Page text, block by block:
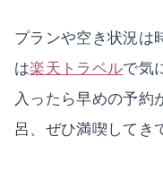
プランや空き状況は
は楽天トラベルで気
入ったら早めの予約
呂、ぜひ満喫してき